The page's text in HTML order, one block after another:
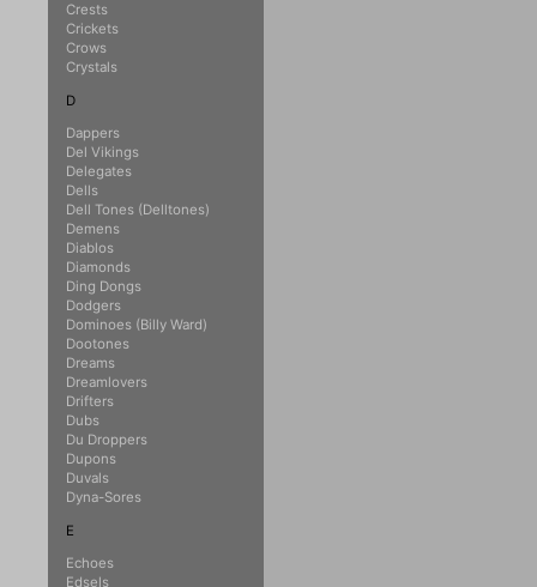
Crests
Crickets
Crows
Crystals
D
Dappers
Del Vikings
Delegates
Dells
Dell Tones (Delltones)
Demens
Diablos
Diamonds
Ding Dongs
Dodgers
Dominoes (Billy Ward)
Dootones
Dreams
Dreamlovers
Drifters
Dubs
Du Droppers
Dupons
Duvals
Dyna-Sores
E
Echoes
Edsels